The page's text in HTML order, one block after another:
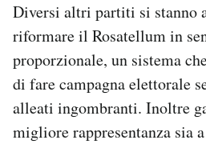
Diversi altri partiti si stanno
riformare il Rosatellum in
proporzionale, un sistema
di fare campagna elettorale
alleati ingombranti. Inoltre
migliore rappresentanza sia